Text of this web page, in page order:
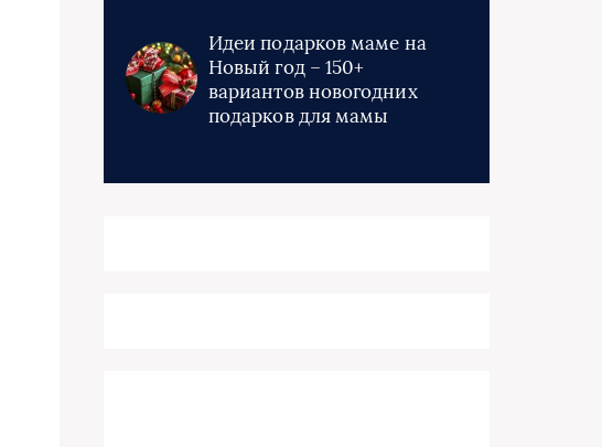
Идеи подарков маме на
Новый год – 150+
вариантов новогодних
подарков для мамы